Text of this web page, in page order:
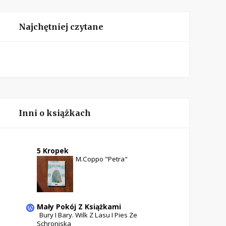
Najchętniej czytane
Inni o książkach
5 Kropek
M.Coppo "Petra"
Mały Pokój Z Książkami
Bury I Bary. Wilk Z Lasu I Pies Ze
Schroniska